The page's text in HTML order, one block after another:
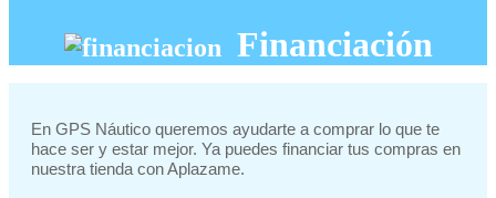
Financiación
En GPS Náutico queremos ayudarte a comprar lo que te
hace ser y estar mejor. Ya puedes financiar tus compras en
nuestra tienda con Aplazame.